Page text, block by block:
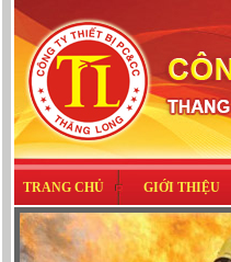
TRANG CHỦ GIỚI THIỆU